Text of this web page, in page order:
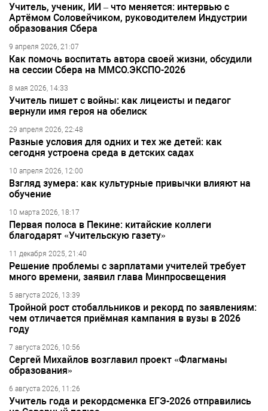
Учитель, ученик, ИИ – что меняется: интервью с
Артёмом Соловейчиком, руководителем Индустрии
образования Сбера
9 апреля 2026, 21:07
Как помочь воспитать автора своей жизни, обсудили
на сессии Сбера на ММСО.ЭКСПО-2026
8 мая 2026, 14:33
Учитель пишет с войны: как лицеисты и педагог
вернули имя героя на обелиск
29 апреля 2026, 22:48
Разные условия для одних и тех же детей: как
сегодня устроена среда в детских садах
10 апреля 2026, 12:00
Взгляд зумера: как культурные привычки влияют на
обучение
10 марта 2026, 18:17
Первая полоса в Пекине: китайские коллеги
благодарят «Учительскую газету»
11 декабря 2025, 21:40
Решение проблемы с зарплатами учителей требует
много времени, заявил глава Минпросвещения
5 августа 2026, 13:39
Тройной рост стобалльников и рекорд по заявлениям:
чем отличается приёмная кампания в вузы в 2026
году
7 августа 2026, 10:56
Сергей Михайлов возглавил проект «Флагманы
образования»
6 августа 2026, 11:26
Учитель года и рекордсменка ЕГЭ-2026 отправились